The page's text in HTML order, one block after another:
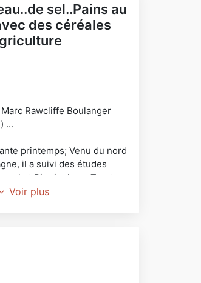
sel..Pains au
des céréales
Rawcliffe Boulanger
...
printemps; Venu du nord
il a suivi des études
et Birmingham. Trente
changé
Voir plus